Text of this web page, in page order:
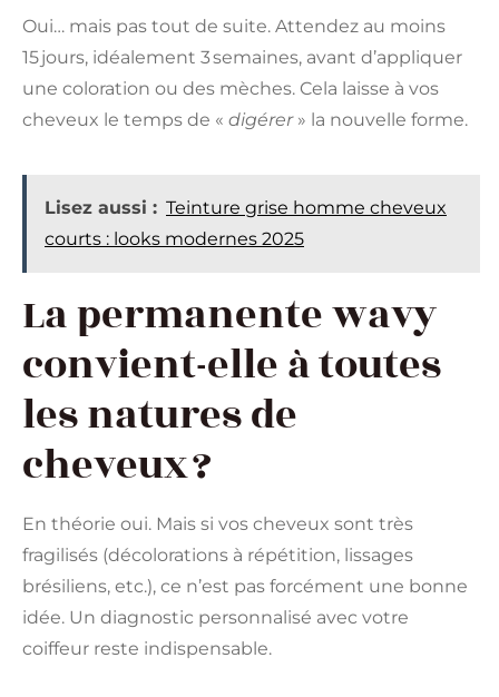
Oui… mais pas tout de suite. Attendez au moins
15 jours, idéalement 3 semaines, avant d’appliquer
une coloration ou des mèches. Cela laisse à vos
cheveux le temps de « digérer» la nouvelle forme.
Lisez aussi : Teinture grise homme cheveux
courts : looks modernes 2025
La permanente wavy
convient-elle à toutes
les natures de
cheveux ?
En théorie oui. Mais si vos cheveux sont très
fragilisés (décolorations à répétition, lissages
brésiliens, etc.), ce n’est pas forcément une bonne
idée. Un diagnostic personnalisé avec votre
coiffeur reste indispensable.